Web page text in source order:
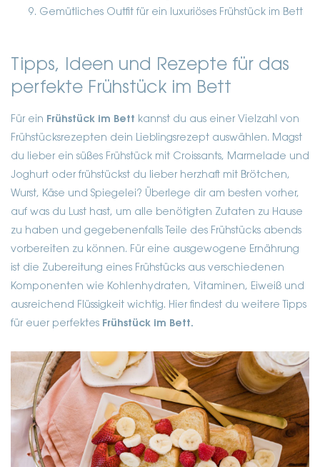
Gemütliches Outfit für ein luxuriöses Frühstück im Bett
Tipps, Ideen und Rezepte für das
perfekte Frühstück im Bett
Für ein Frühstück im Bett kannst du aus einer Vielzahl von
Frühstücksrezepten dein Lieblingsrezept auswählen. Magst
du lieber ein süßes Frühstück mit Croissants, Marmelade und
Joghurt oder frühstückst du lieber herzhaft mit Brötchen,
Wurst, Käse und Spiegelei? Überlege dir am besten vorher,
auf was du Lust hast, um alle benötigten Zutaten zu Hause
zu haben und gegebenenfalls Teile des Frühstücks abends
vorbereiten zu können. Für eine ausgewogene Ernährung
ist die Zubereitung eines Frühstücks aus verschiedenen
Komponenten wie Kohlenhydraten, Vitaminen, Eiweiß und
ausreichend Flüssigkeit wichtig. Hier findest du weitere Tipps
für euer perfektes Frühstück im Bett.